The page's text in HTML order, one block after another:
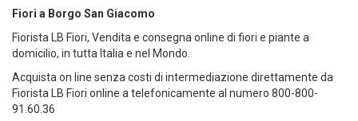
Fiori a Borgo San Giacomo
Fiorista LB Fiori, Vendita e consegna online di fiori e piante a
domicilio, in tutta Italia e nel Mondo.
Acquista on line senza costi di intermediazione direttamente da
Fiorista LB Fiori online a telefonicamente al numero 800-800-
91.60.36